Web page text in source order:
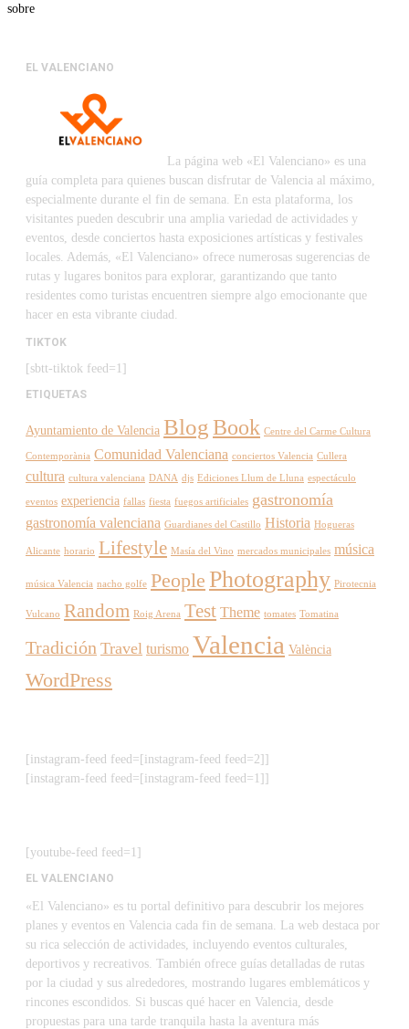
sobre
EL VALENCIANO
La página web «El Valenciano» es una
guía completa para quienes buscan disfrutar de Valencia al máximo,
especialmente durante el fin de semana. En esta plataforma, los
visitantes pueden descubrir una amplia variedad de actividades y
eventos, desde conciertos hasta exposiciones artísticas y festivales
locales. Además, «El Valenciano» ofrece numerosas sugerencias de
rutas y lugares bonitos para explorar, garantizando que tanto
residentes como turistas encuentren siempre algo emocionante que
hacer en esta vibrante ciudad.
TIKTOK
[sbtt-tiktok feed=1]
ETIQUETAS
Ayuntamiento de Valencia BlogBook Centre del Carme Cultura
Contemporània Comunidad Valenciana conciertos Valencia Cullera
cultura cultura valenciana DANA djs Ediciones Llum de Lluna espectáculo
eventos experiencia fallas fiesta fuegos artificiales gastronomía
gastronomía valenciana Guardianes del Castillo Historia Hogueras
Alicante horario Lifestyle Masía del Vino mercados municipales música
música Valencia nacho golfe People Photography Pirotecnia
Vulcano Random Roig Arena Test Theme tomates Tomatina
Tradición Travel turismo Valencia València
WordPress
[instagram-feed feed=[instagram-feed feed=2]]
[instagram-feed feed=[instagram-feed feed=1]]
[youtube-feed feed=1]
EL VALENCIANO
«El Valenciano» es tu portal definitivo para descubrir los mejores
planes y eventos en Valencia cada fin de semana. La web destaca por
su rica selección de actividades, incluyendo eventos culturales,
deportivos y recreativos. También ofrece guías detalladas de rutas
por la ciudad y sus alrededores, mostrando lugares emblemáticos y
rincones escondidos. Si buscas qué hacer en Valencia, desde
propuestas para una tarde tranquila hasta la aventura más